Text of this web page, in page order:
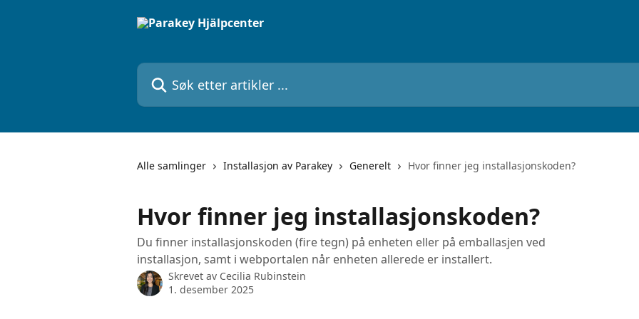
Søk etter artikler ...
Alle samlinger Installasjon av Parakey Generelt Hvor finner jeg installasjonskoden?
Hvor finner jeg installasjonskoden?
Du finner installasjonskoden (fire tegn) på enheten eller på emballasjen ved
installasjon, samt i webportalen når enheten allerede er installert.
Skrevet av Cecilia Rubinstein
1. desember 2025